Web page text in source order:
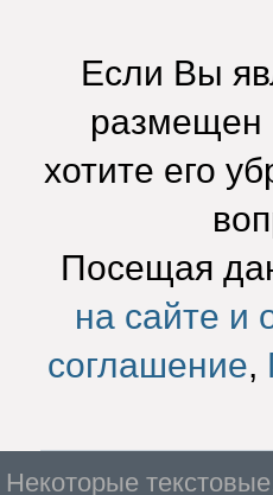
Если Вы
размещен
хотите его
Посещая
на сайте и
соглашение,
Некоторые